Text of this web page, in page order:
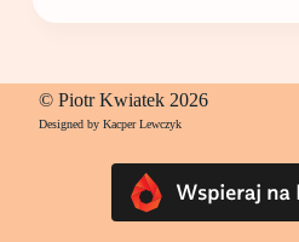
© Piotr Kwiatek 2026
Designed by Kacper Lewczyk